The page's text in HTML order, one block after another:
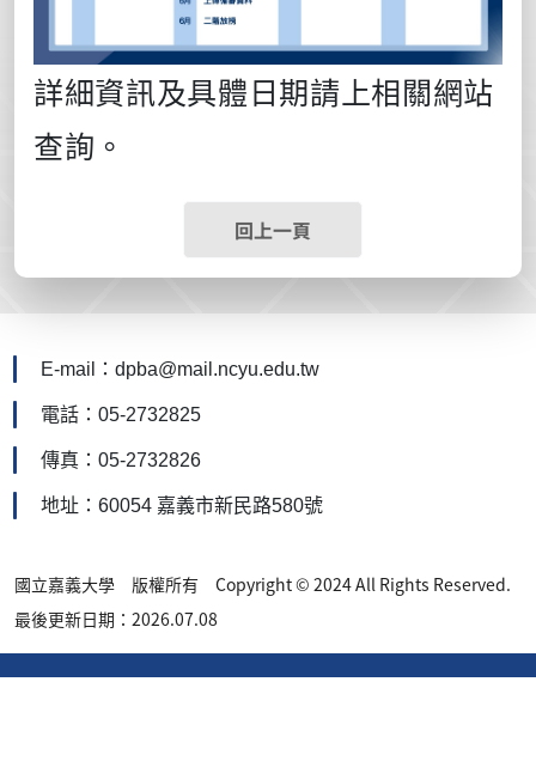
詳細資訊及具體日期請上相關網站
查詢。
回上一頁
E-mail：dpba@mail.ncyu.edu.tw
電話：05-2732825
傳真：05-2732826
地址：60054 嘉義市新民路580號
國立嘉義大學 版權所有 Copyright © 2024 All Rights Reserved.
最後更新日期：2026.07.08